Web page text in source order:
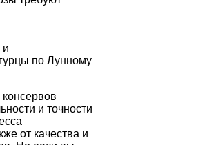
и
по Лунному
консервов
и точности
от качества и